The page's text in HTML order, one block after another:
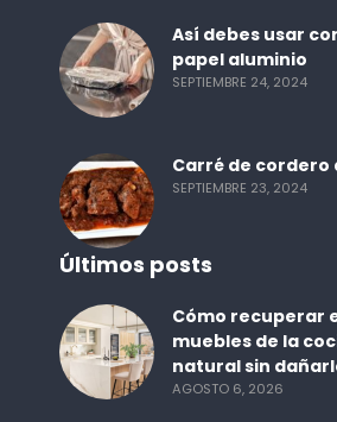
Así debes usar
papel aluminio
SEPTIEMBRE 24, 2024
Carré de cordero
SEPTIEMBRE 23, 2024
Últimos posts
Cómo recuperar
muebles de la
natural sin
AGOSTO 6, 2026